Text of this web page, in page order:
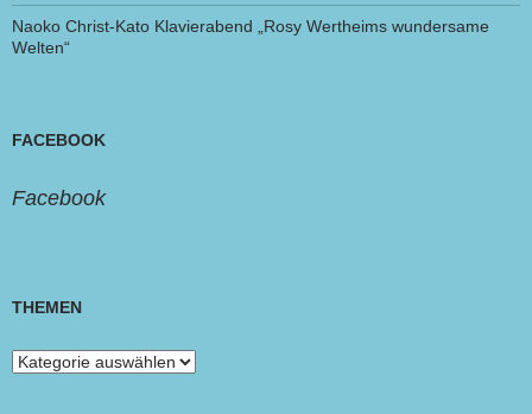
Naoko Christ-Kato Klavierabend „Rosy Wertheims wundersame
Welten“
FACEBOOK
Facebook
THEMEN
Themen